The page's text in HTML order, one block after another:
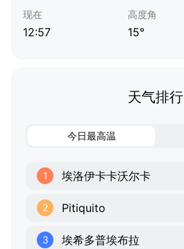
现在
12:57
高度角
15°
天气排行
今日最高温
1 埃洛伊卡卡沃尔卡
2 Pitiquito
3 埃希多普埃布拉